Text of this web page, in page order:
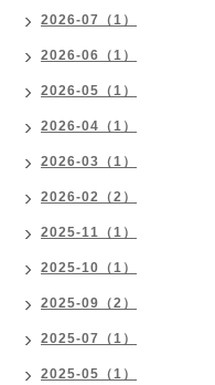
2026-07（1）
2026-06（1）
2026-05（1）
2026-04（1）
2026-03（1）
2026-02（2）
2025-11（1）
2025-10（1）
2025-09（2）
2025-07（1）
2025-05（1）